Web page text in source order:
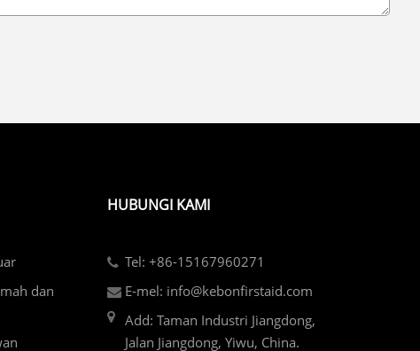
dan
HUBUNGI KAMI
Tel: +86-15167960271
E-mel: info@kebonfirstaid.com
Add: Taman Industri Jiangdong,
Jalan Jiangdong, Yiwu, China.